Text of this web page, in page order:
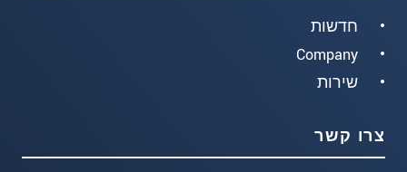
חדשות
Company
שירות
צרו קשר